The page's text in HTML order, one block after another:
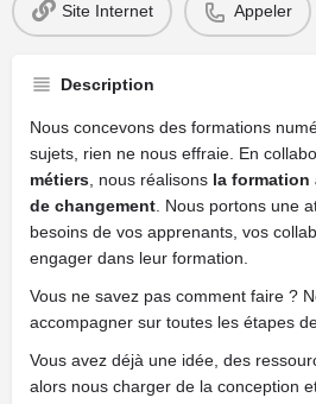
Site Internet Appeler
Description
Nous concevons des formations
sujets, rien ne nous effraie. En
métiers , nous réalisons la formation
de changement . Nous portons une
besoins de vos apprenants, vos
engager dans leur formation.
Vous ne savez pas comment faire ?
accompagner sur toutes les étapes
Vous avez déjà une idée, des
alors nous charger de la conception